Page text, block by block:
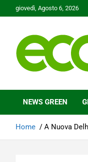
to
giovedì, Agosto 6, 2026
Ecoo.it
NEWS GREEN
Home A Nuova